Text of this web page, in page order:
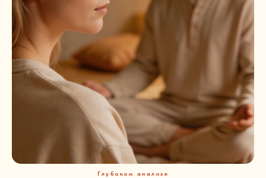
Глубоком анализе